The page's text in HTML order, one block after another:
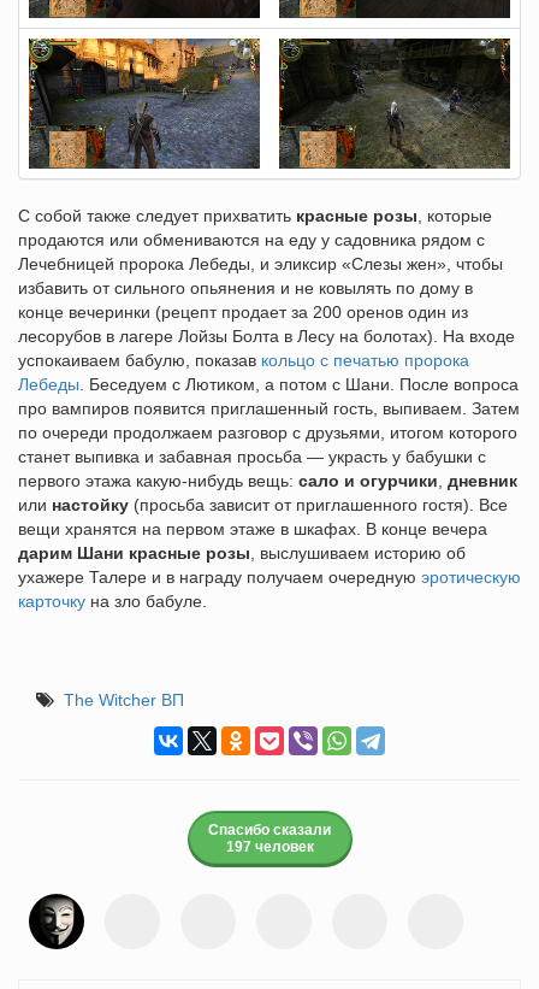
С собой также следует прихватить красные розы , которые
продаются или обмениваются на еду у садовника рядом с
Лечебницей пророка Лебеды, и эликсир «Слезы жен», чтобы
избавить от сильного опьянения и не ковылять по дому в
конце вечеринки (рецепт продает за 200 оренов один из
лесорубов в лагере Лойзы Болта в Лесу на болотах). На входе
успокаиваем бабулю, показав кольцо с печатью пророка
Лебеды . Беседуем с Лютиком, а потом с Шани. После вопроса
про вампиров появится приглашенный гость, выпиваем. Затем
по очереди продолжаем разговор с друзьями, итогом которого
станет выпивка и забавная просьба — украсть у бабушки с
первого этажа какую-нибудь вещь: сало и огурчики дневник
или настойку (просьба зависит от приглашенного гостя). Все
вещи хранятся на первом этаже в шкафах. В конце вечера
дарим Шани красные розы , выслушиваем историю об
ухажере Талере и в награду получаем очередную эротическую
карточку на зло бабуле.
The Witcher ВП
Спасибо сказали
197 человек